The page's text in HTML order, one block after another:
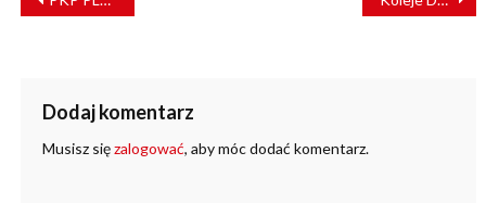
WPISU
Dodaj komentarz
Musisz sięzalogować, aby móc dodać komentarz.